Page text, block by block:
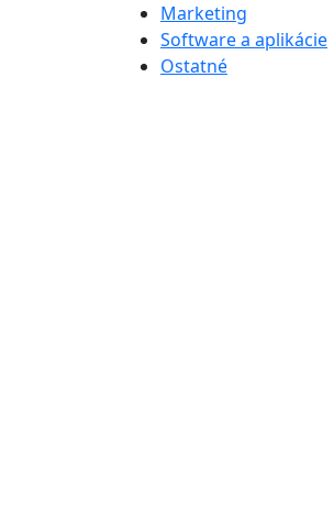
Marketing
Software a aplikácie
Ostatné